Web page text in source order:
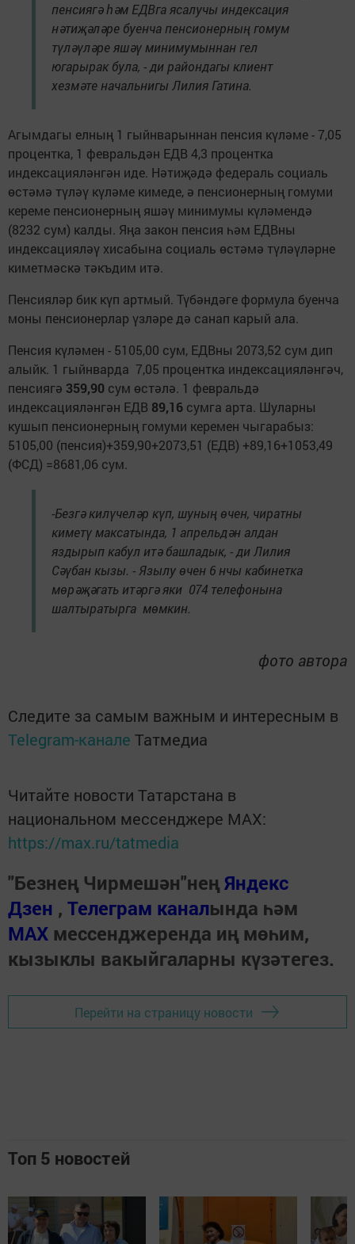
пенсиягә һәм ЕДВга ясалучы индексация
нәтиҗәләре буенча пенсионерның гомум
түләүләре яшәү минимумыннан гел
югарырак була, - ди райондагы клиент
хезмәте начальнигы Лилия Гатина.
Агымдагы елның 1 гыйнварыннан пенсия күләме - 7,05
процентка, 1 февральдән ЕДВ 4,3 процентка
индексацияләнгән иде. Нәтиҗәдә федераль социаль
өстәмә түләү күләме кимеде, ә пенсионерның гомуми
кереме пенсионерның яшәү минимумы күләмендә
(8232 сум) калды. Яңа закон пенсия һәм ЕДВны
индексацияләү хисабына социаль өстәмә түләүләрне
киметмәскә тәкъдим итә.
Пенсияләр бик күп артмый. Түбәндәге формула буенча
моны пенсионерлар үзләре дә санап карый ала.
Пенсия күләмен - 5105,00 сум, ЕДВны 2073,52 сум дип
алыйк. 1 гыйнварда 7,05 процентка индексацияләнгәч,
пенсиягә 359,90 сум өстәлә. 1 февральдә
индексацияләнгән ЕДВ 89,16 сумга арта. Шуларны
кушып пенсионерның гомуми керемен чыгарабыз:
5105,00 (пенсия)+359,90+2073,51 (ЕДВ) +89,16+1053,49
(ФСД) =8681,06 сум.
-Безгә килүчеләр күп, шуның өчен, чиратны
киметү максатында, 1 апрельдән алдан
яздырып кабул итә башладык, - ди Лилия
Сәүбан кызы. - Язылу өчен 6 нчы кабинетка
мөрәҗәгать итәргә яки 074 телефонына
шалтыратырга мөмкин.
фото автора
Следите за самым важным и интересным в
Telegram-канале Татмедиа
Читайте новости Татарстана в
национальном мессенджере MАХ:
https://max.ru/tatmedia
"Безнең Чирмешән"неңЯндекс
Дзен , Телеграм каналында һәм
МАХ мессенджеренда иң мөһим,
кызыклы вакыйгаларны күзәтегез.
Перейти на страницу новости
Топ 5 новостей